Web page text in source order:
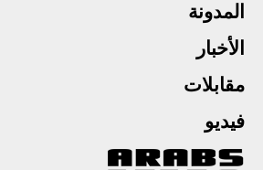
المدونة
الأخبار
مقابلات
فيديو